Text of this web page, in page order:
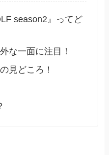
season2』ってど
な一面に注目！
見どころ！